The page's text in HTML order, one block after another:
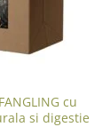
cu
si digestie